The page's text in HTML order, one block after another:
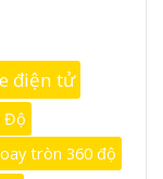
điện tử
Độ
tròn 360 độ